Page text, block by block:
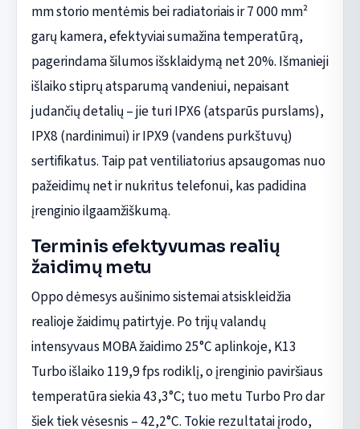
mm storio mentėmis bei radiatoriais ir 7 000 mm²
garų kamera, efektyviai sumažina temperatūrą,
pagerindama šilumos išsklaidymą net 20%. Išmanieji
išlaiko stiprų atsparumą vandeniui, nepaisant
judančių detalių – jie turi IPX6 (atsparūs purslams),
IPX8 (nardinimui) ir IPX9 (vandens purkštuvų)
sertifikatus. Taip pat ventiliatorius apsaugomas nuo
pažeidimų net ir nukritus telefonui, kas padidina
įrenginio ilgaamžiškumą.
Terminis efektyvumas realių
žaidimų metu
Oppo dėmesys aušinimo sistemai atsiskleidžia
realioje žaidimų patirtyje. Po trijų valandų
intensyvaus MOBA žaidimo 25°C aplinkoje, K13
Turbo išlaiko 119,9 fps rodiklį, o įrenginio paviršiaus
temperatūra siekia 43,3°C; tuo metu Turbo Pro dar
šiek tiek vėsesnis – 42,2°C. Tokie rezultatai įrodo,